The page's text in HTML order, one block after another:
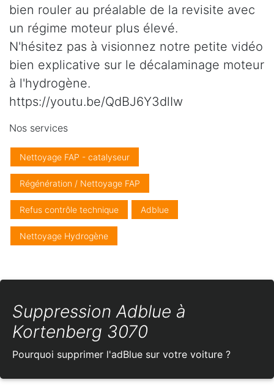
bien rouler au préalable de la revisite avec
un régime moteur plus élevé.
N'hésitez pas à visionnez notre petite vidéo
bien explicative sur le décalaminage moteur
à l'hydrogène.
https://youtu.be/QdBJ6Y3dlIw
Nos services
Nettoyage FAP - catalyseur
Régénération / Nettoyage FAP
Refus contrôle technique Adblue
Nettoyage Hydrogène
Suppression Adblue à
Kortenberg 3070
Pourquoi supprimer l'adBlue sur votre voiture ?